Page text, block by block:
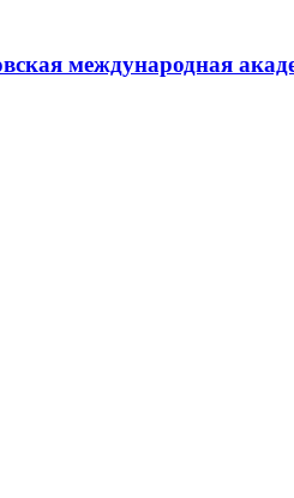
международная